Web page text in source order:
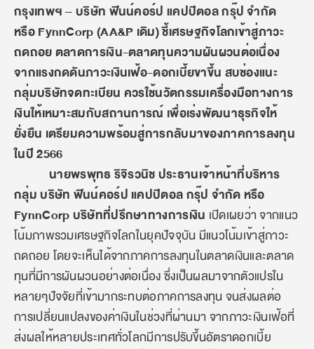
กรุงเทพฯ – บริษัท ฟินน์คอร์ป แคปปิตอล กรุ๊ป จำกัด
หรือ FynnCorp (AA&P เดิม) ชี้เศรษฐกิจโลกเข้าสู่ภาวะ
ถดถอย ตลาดการเงิน-ตลาดทุนความผันผวนต่อเนื่อง
จากแรงกดดันภาวะเงินเฟ้อ-ดอกเบี้ยขาขึ้น สบช่องแนะ
กลุ่มบริษัทจดทะเบียน ควรใช้นวัตกรรมเครื่องมือทางการ
เงินให้เหมาะสมกับสถานการณ์ เพื่อเร่งพัฒนาธุรกิจให้
ยั่งยืน เตรียมความพร้อมสู่การกลับมาของภาคการลงทุน
ในปี 2566
นายพรพุทธ ริจิรวนิช ประธานเจ้าหน้าที่บริหาร
กลุ่ม บริษัท ฟินน์คอร์ป แคปปิตอล กรุ๊ป จำกัด หรือ
FynnCorp บริษัทที่ปรึกษาทางการเงิน เปิดเผยว่า จากแนว
โน้มภาพรวมเศรษฐกิจโลกในยุคปัจจุบัน มีแนวโน้มเข้าสู่ภาวะ
ถดถอย โดยจะเห็นได้จากภาคการลงทุนในตลาดเงินและตลาด
ทุนที่มีการผันผวนอย่างต่อเนื่อง ซึ่งเป็นผลมาจากตัวแปรใน
หลายๆปัจจัยที่เข้ามากระทบต่อภาคการลงทุน จนส่งผลต่อ
การเปลี่ยนแปลงของค่าเงินในช่วงที่ผ่านมา จากภาวะเงินเฟ้อที่
ส่งผลให้หลายประเทศทั่วโลกมีการปรับขึ้นอัตราดอกเบี้ย